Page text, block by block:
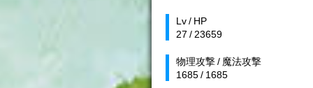
Lv / HP
27 / 23659
物理攻撃 / 魔法攻撃
1685 / 1685